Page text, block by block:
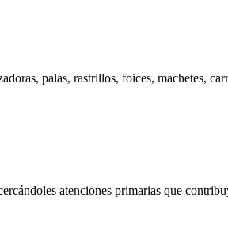
palas, rastrillos, foices, machetes,
atenciones primarias que